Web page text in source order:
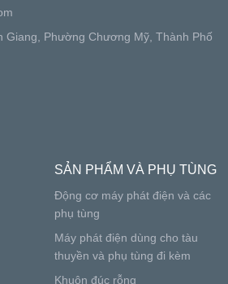
Phường Chương Mỹ, Thành Phố
SẢN PHẨM VÀ PHỤ TÙNG
Động cơ máy phát điện và các
phụ tùng
Máy phát điện dùng cho tàu
thuyền và phụ tùng đi kèm
Khuôn đúc rỗng